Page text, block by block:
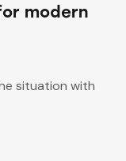
modern
situation with